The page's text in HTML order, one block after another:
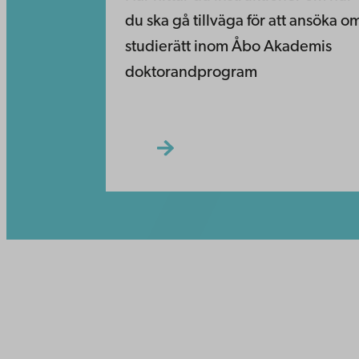
du ska gå tillväga för att ansöka
studierätt inom Åbo Akademis
doktorandprogram